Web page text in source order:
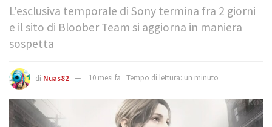
L'esclusiva temporale di Sony termina fra 2 giorni
e il sito di Bloober Team si aggiorna in maniera
sospetta
di Nuas82 10 mesi fa Tempo di lettura: un minuto